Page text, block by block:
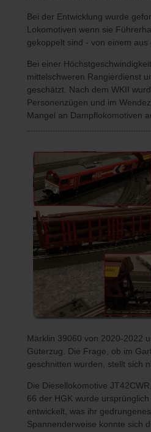
Bei der Entwicklung wurde
Lokomotiven wenn sie
gekoppelt sind - von einem
Bei einer
mittelschweren Rangierdienst
geschätzt. Nach dem WKII
Personenzügen und im
Mangel an Dampflokomotiven
Märklin 39060 von 2020-2022
Güterzug. Die Frage, ob im
geschnitten wurden, stellt sich
Die Diesellokomotive
66 der HGK wurde
entwickelt, was ihr
Spannenderweise konnte sich